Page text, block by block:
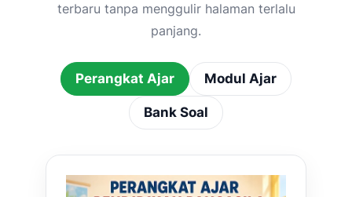
terbaru tanpa menggulir halaman terlalu
panjang.
Perangkat Ajar Modul Ajar
Bank Soal